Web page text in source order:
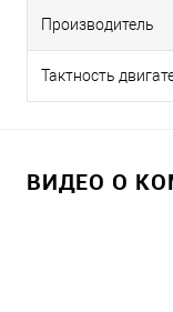
Производитель
Тактность
ВИДЕО О